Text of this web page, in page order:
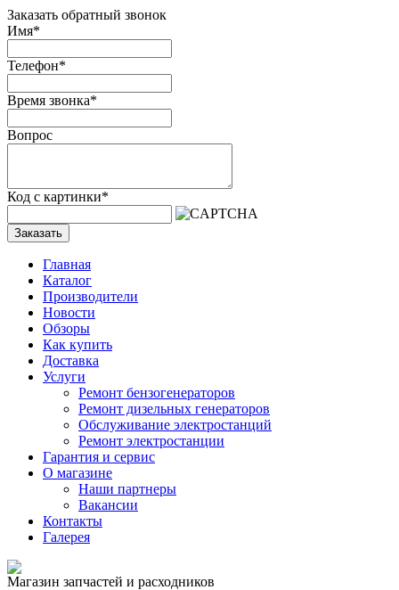
Заказать обратный звонок
Имя*
Телефон*
Время звонка*
Вопрос
Код с картинки*
Заказать
Главная
Каталог
Производители
Новости
Обзоры
Как купить
Доставка
Услуги
Ремонт бензогенераторов
Ремонт дизельных генераторов
Обслуживание электростанций
Ремонт электростанции
Гарантия и сервис
О магазине
Наши партнеры
Вакансии
Контакты
Галерея
Магазин запчастей и расходников